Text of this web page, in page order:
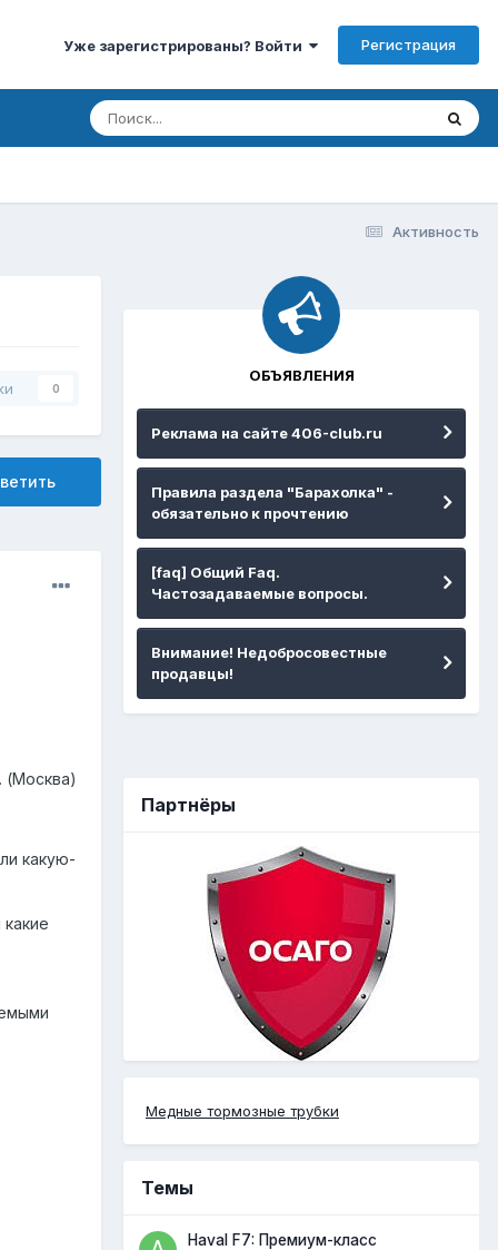
Уже зарегистрированы? Войти Регистрация
Активность
0
(Москва)
какую-
ОБЪЯВЛЕНИЯ
Реклама на сайте 406-club.ru
Правила раздела "Барахолка" -
обязательно к прочтению
[faq] Общий Faq.
Частозадаваемые вопросы.
Внимание! Недобросовестные
продавцы!
Партнёры
Медные тормозные трубки
Темы
Haval F7: Премиум-класс